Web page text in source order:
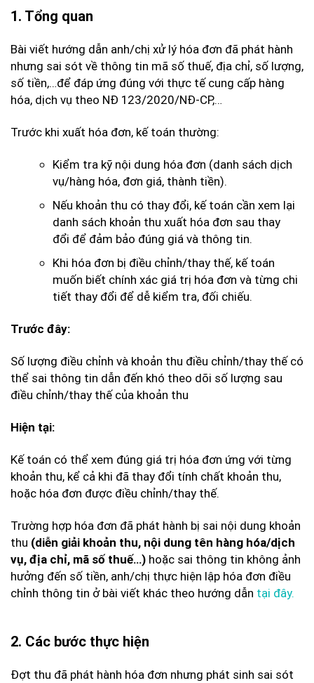
1. Tổng quan
Bài viết hướng dẫn anh/chị xử lý hóa đơn đã phát hành
nhưng sai sót về thông tin mã số thuế, địa chỉ, số lượng,
số tiền,…để đáp ứng đúng với thực tế cung cấp hàng
hóa, dịch vụ theo NĐ 123/2020/NĐ-CP,…
Trước khi xuất hóa đơn, kế toán thường:
Kiểm tra kỹ nội dung hóa đơn (danh sách dịch
vụ/hàng hóa, đơn giá, thành tiền).
Nếu khoản thu có thay đổi, kế toán cần xem lại
danh sách khoản thu xuất hóa đơn sau thay
đổi để đảm bảo đúng giá và thông tin.
Khi hóa đơn bị điều chỉnh/thay thế, kế toán
muốn biết chính xác giá trị hóa đơn và từng chi
tiết thay đổi để dễ kiểm tra, đối chiếu.
Trước đây:
Số lượng điều chỉnh và khoản thu điều chỉnh/thay thế có
thể sai thông tin dẫn đến khó theo dõi số lượng sau
điều chỉnh/thay thế của khoản thu
Hiện tại:
Kế toán có thể xem đúng giá trị hóa đơn ứng với từng
khoản thu, kể cả khi đã thay đổi tính chất khoản thu,
hoặc hóa đơn được điều chỉnh/thay thế.
Trường hợp hóa đơn đã phát hành bị sai nội dung khoản
thu (diễn giải khoản thu, nội dung tên hàng hóa/dịch
vụ, địa chỉ, mã số thuế…) hoặc sai thông tin không ảnh
hưởng đến số tiền, anh/chị thực hiện lập hóa đơn điều
chỉnh thông tin ở bài viết khác theo hướng dẫn tại đây.
2. Các bước thực hiện
Đợt thu đã phát hành hóa đơn nhưng phát sinh sai sót